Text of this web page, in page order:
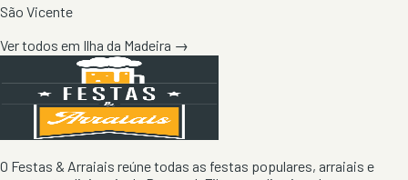
São Vicente
Ver todos em Ilha da Madeira →
O Festas & Arraiais reúne todas as festas populares, arraiais e